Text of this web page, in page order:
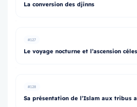
La conversion des djinns
#127
Le voyage nocturne et l’ascension
#128
Sa présentation de l’Islam aux tribus